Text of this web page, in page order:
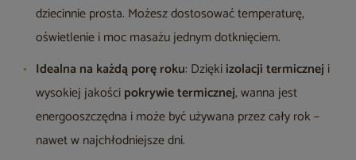
dziecinnie prosta. Możesz dostosować temperaturę,
oświetlenie i moc masażu jednym dotknięciem.
Idealna na każdą porę roku: Dziękiizolacji termicznej i
wysokiej jakościpokrywie termicznej, wanna jest
energooszczędna i może być używana przez cały rok –
nawet w najchłodniejsze dni.